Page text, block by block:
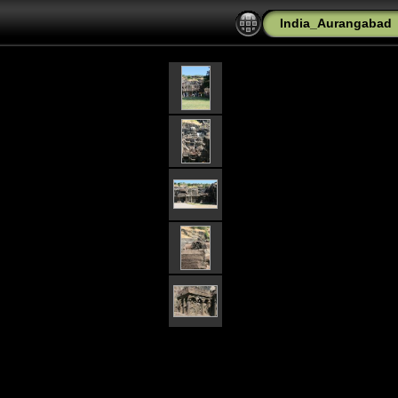
India_Aurangabad